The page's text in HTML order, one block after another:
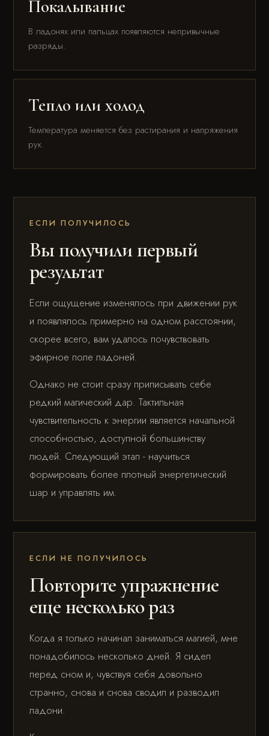
Покалывание
В ладонях или пальцах появляются непривычные
разряды.
Тепло или холод
Температура меняется без растирания и напряжения
рук.
ЕСЛИ ПОЛУЧИЛОСЬ
Вы получили первый
результат
Если ощущение изменялось при движении рук
и появлялось примерно на одном расстоянии,
скорее всего, вам удалось почувствовать
эфирное поле ладоней.
Однако не стоит сразу приписывать себе
редкий магический дар. Тактильная
чувствительность к энергии является начальной
способностью, доступной большинству
людей. Следующий этап - научиться
формировать более плотный энергетический
шар и управлять им.
ЕСЛИ НЕ ПОЛУЧИЛОСЬ
Повторите упражнение
еще несколько раз
Когда я только начинал заниматься магией, мне
понадобилось несколько дней. Я сидел
перед сном и, чувствуя себя довольно
странно, снова и снова сводил и разводил
ладони.